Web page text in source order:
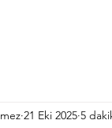
21 Eki 2025 5